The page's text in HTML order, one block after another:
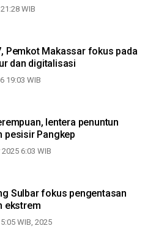
WIB
dan digitalisasi
19:03 WIB
lentera penuntun
pesisir Pangkep
6:03 WIB
Sulbar fokus pengentasan
ekstrem
WIB, 2025